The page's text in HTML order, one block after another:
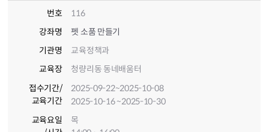
번호
116
강좌명
펫 소품 만들기
기관명
교육정책과
교육장
청량리동 동네배움터
접수기간/
교육기간
2025-09-22~2025-10-08
2025-10-16~2025-10-30
교육요일
목